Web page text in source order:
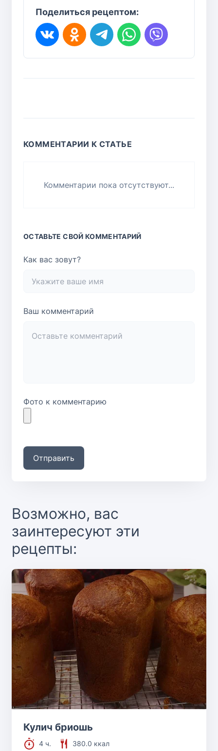
Поделиться рецептом:
КОММЕНТАРИИ К СТАТЬЕ
Комментарии пока отсутствуют...
ОСТАВЬТЕ СВОЙ КОММЕНТАРИЙ
Как вас зовут?
Ваш комментарий
Фото к комментарию
Отправить
Возможно, вас
заинтересуют эти
рецепты:
Кулич бриошь
4 ч.
380.0 ккал